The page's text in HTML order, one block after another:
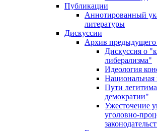
Публикации
Аннотированный
литературы
Дискуссии
Архив предыдущего
Дискуссия о
либерализма"
Идеология
Национальная
Пути
демократии"
Ужесточение
уголовно-